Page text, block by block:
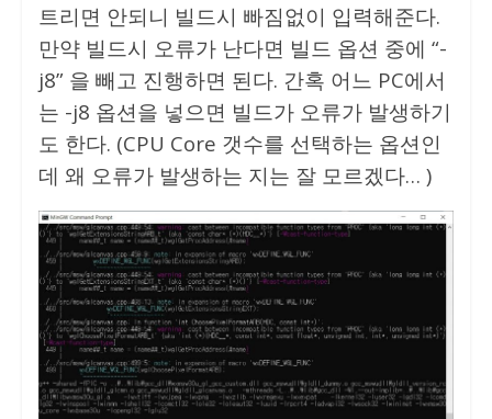
트리면 안되니 빌드시 빠짐없이 입력해준다.
만약 빌드시 오류가 난다면 빌드 옵션 중에 “-
j8” 을 빼고 진행하면 된다. 간혹 어느 PC에서
는 -j8 옵션을 넣으면 빌드가 오류가 발생하기
도 한다. (CPU Core 갯수를 선택하는 옵션인
데 왜 오류가 발생하는 지는 잘 모르겠다… )